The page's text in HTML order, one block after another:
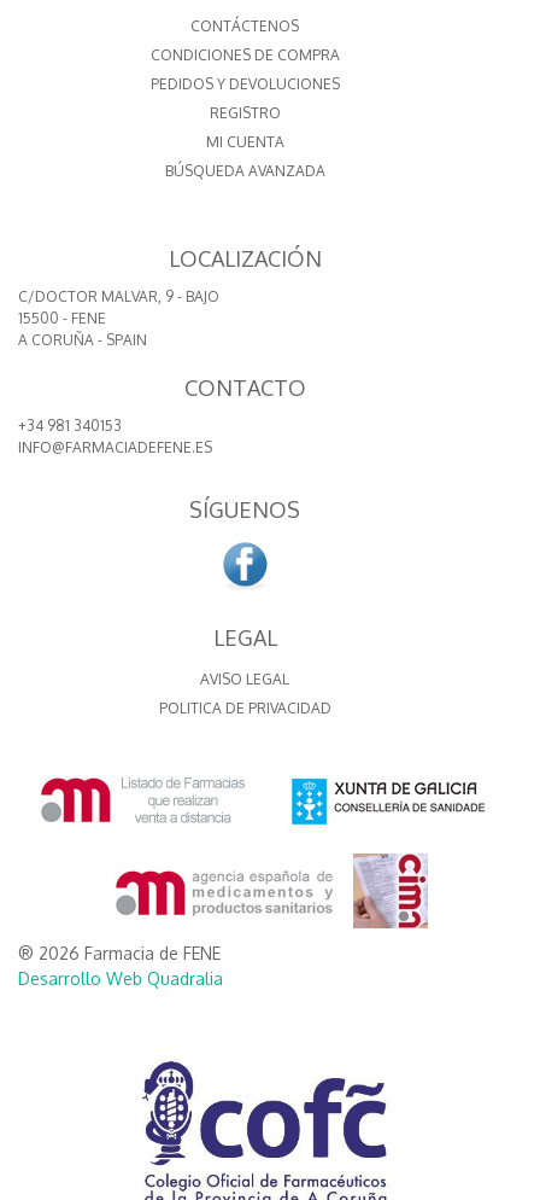
CONTÁCTENOS
CONDICIONES DE COMPRA
PEDIDOS Y DEVOLUCIONES
REGISTRO
MI CUENTA
BÚSQUEDA AVANZADA
LOCALIZACIÓN
C/DOCTOR MALVAR, 9 - BAJO
15500 - FENE
A CORUÑA - SPAIN
CONTACTO
+34 981 340153
INFO@FARMACIADEFENE.ES
SÍGUENOS
LEGAL
AVISO LEGAL
POLITICA DE PRIVACIDAD
® 2026 Farmacia de FENE
Desarrollo Web Quadralia